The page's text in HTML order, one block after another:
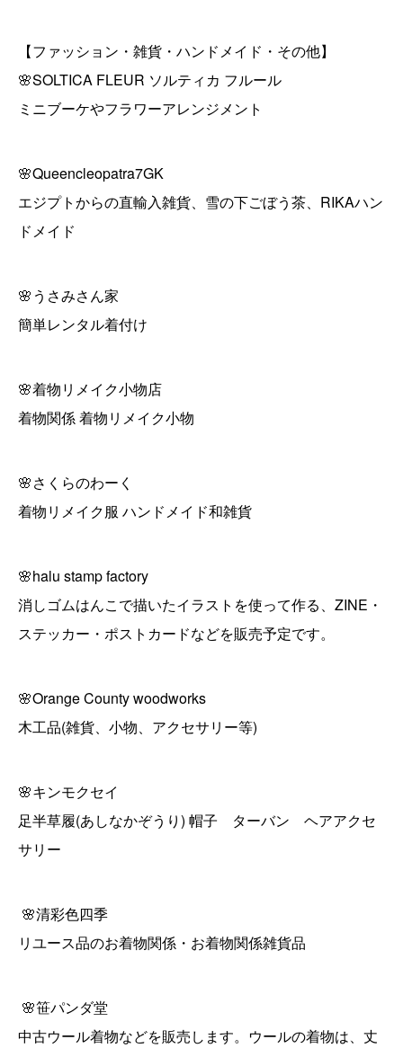
【ファッション・雑貨・ハンドメイド・その他】
🌸SOLTICA FLEUR ソルティカ フルール
ミニブーケやフラワーアレンジメント
🌸Queencleopatra7GK
エジプトからの直輸入雑貨、雪の下ごぼう茶、RIKAハン
ドメイド
🌸うさみさん家
簡単レンタル着付け
🌸着物リメイク小物店
着物関係 着物リメイク小物
🌸さくらのわーく
着物リメイク服 ハンドメイド和雑貨
🌸halu stamp factory
消しゴムはんこで描いたイラストを使って作る、ZINE・
ステッカー・ポストカードなどを販売予定です。
🌸Orange County woodworks
木工品(雑貨、小物、アクセサリー等)
🌸キンモクセイ
足半草履(あしなかぞうり) 帽子 ターバン ヘアアクセ
サリー
🌸清彩色四季
リユース品のお着物関係・お着物関係雑貨品
🌸笹パンダ堂
中古ウール着物などを販売します。ウールの着物は、丈